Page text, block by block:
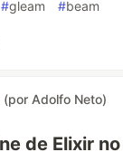
#gleam #beam
(por Adolfo Neto)
de Elixir